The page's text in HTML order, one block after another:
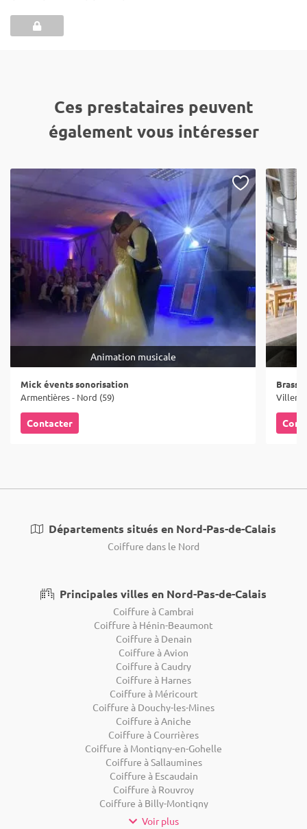
Ces prestataires peuvent
également vous intéresser
Animation musicale
Mick évents sonorisation
Armentières - Nord (59)
Contacter
Départements situés en Nord-Pas-de-Calais
Coiffure dans le Nord
Principales villes en Nord-Pas-de-Calais
Coiffure à Cambrai
Coiffure à Hénin-Beaumont
Coiffure à Denain
Coiffure à Avion
Coiffure à Caudry
Coiffure à Harnes
Coiffure à Méricourt
Coiffure à Douchy-les-Mines
Coiffure à Aniche
Coiffure à Courrières
Coiffure à Montigny-en-Gohelle
Coiffure à Sallaumines
Coiffure à Escaudain
Coiffure à Rouvroy
Coiffure à Billy-Montigny
Voir plus